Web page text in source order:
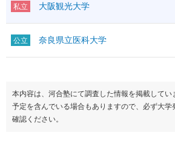
私立 大阪観光大学
公立 奈良県立医科大学
本内容は、河合塾にて調査した情報を掲載して
予定を含んでいる場合もありますので、必ず大
確認ください。